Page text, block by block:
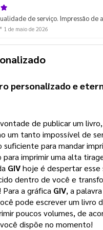
de serviço. Impressão de
1 de maio de 2026
personalizado e
de publicar um
um tanto impossível de
suficiente para mandar
imprimir uma alta
GIVhoje é despertar esse
dentro de você e
a gráfica GIV, a
pode escrever um livro
poucos volumes, de
dispõe no momento!